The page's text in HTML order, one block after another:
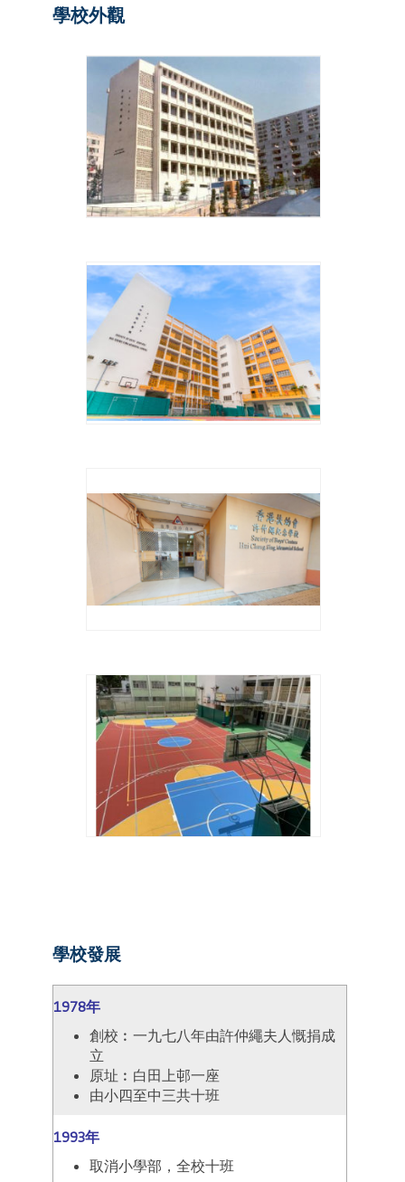
學校外觀
學校發展
1978年
創校︰一九七八年由許仲繩夫人慨捐成
立
原址︰白田上邨一座
由小四至中三共十班
1993年
取消小學部，全校十班